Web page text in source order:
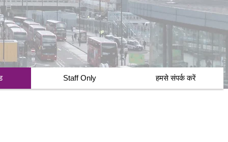
Staff Only हमसे संपर्क करें